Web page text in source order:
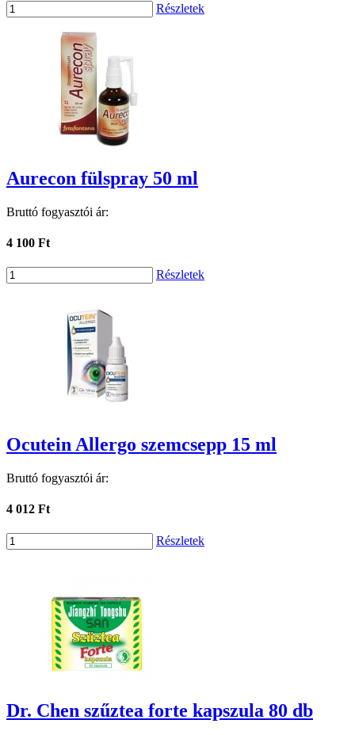
Részletek
Aurecon fülspray 50 ml
Bruttó fogyasztói ár:
4 100 Ft
Részletek
Ocutein Allergo szemcsepp 15 ml
Bruttó fogyasztói ár:
4 012 Ft
Részletek
Dr. Chen szűztea forte kapszula 80 db